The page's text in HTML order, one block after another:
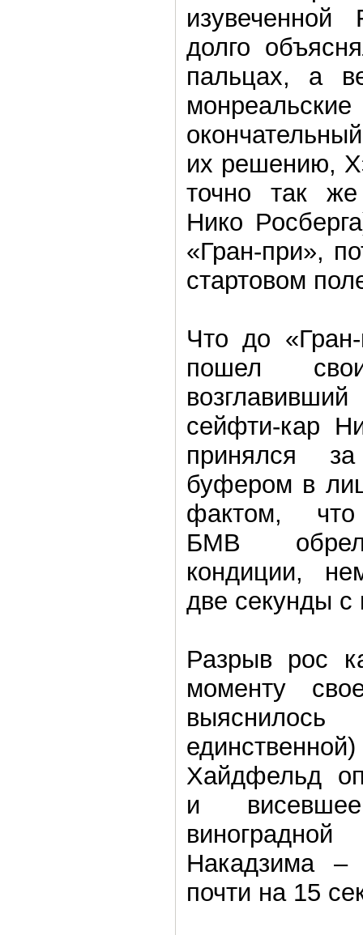
долго
пальцах, а
их решению,
точно так
Нико
«Гран-при»,
стартовом
Что до
пошел
сейфти-кар
принялся
буфером в
фактом, что
БМВ
кондиции,
две секунды с
Разрыв рос
моменту
Хайдфельд
и
Накадзима –
почти на 15